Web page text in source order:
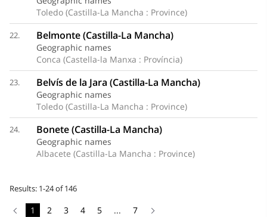
Toledo (Castilla-La Mancha : Province)
22. Belmonte (Castilla-La Mancha)
Geographic names
Conca (Castella-la Manxa : Província)
23. Belvís de la Jara (Castilla-La Mancha)
Geographic names
Toledo (Castilla-La Mancha : Province)
24. Bonete (Castilla-La Mancha)
Geographic names
Albacete (Castilla-La Mancha : Province)
Results: 1-24 of 146
1 2 3 4 5 ... 7